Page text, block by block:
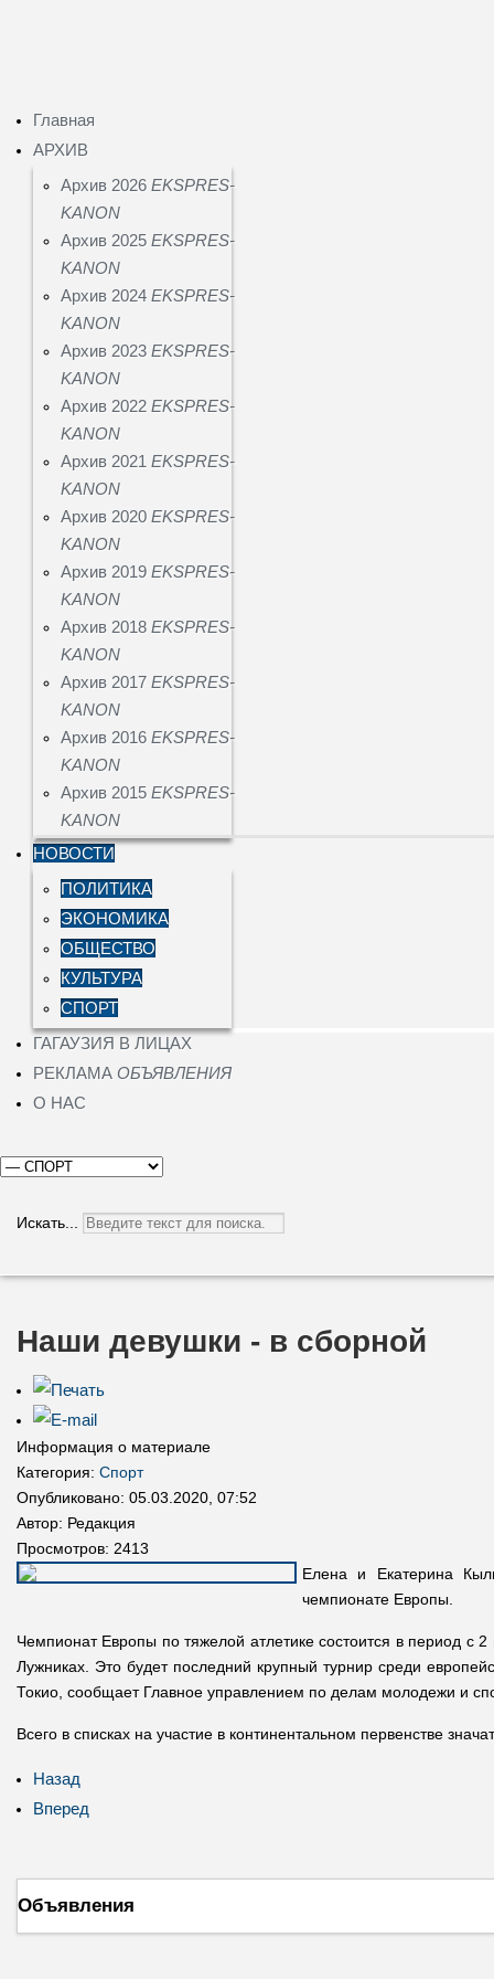
Главная
АРХИВ
Архив 2026 EKSPRES-
KANON
Архив 2025 EKSPRES-
KANON
Архив 2024 EKSPRES-
KANON
Архив 2023 EKSPRES-
KANON
Архив 2022 EKSPRES-
KANON
Архив 2021 EKSPRES-
KANON
Архив 2020 EKSPRES-
KANON
Архив 2019 EKSPRES-
KANON
Архив 2018 EKSPRES-
KANON
Архив 2017 EKSPRES-
KANON
Архив 2016 EKSPRES-
KANON
Архив 2015 EKSPRES-
KANON
НОВОСТИ
ПОЛИТИКА
ЭКОНОМИКА
ОБЩЕСТВО
КУЛЬТУРА
СПОРТ
ГАГАУЗИЯ В ЛИЦАХ
РЕКЛАМА ОБЪЯВЛЕНИЯ
О НАС
Искать...
Наши девушки - в сборной
Информация о материале
Категория: Спорт
Опубликовано: 05.03.2020, 07:52
Автор: Редакция
Просмотров: 2413
Елена и Екатерина
чемпионате Европы.
Чемпионат Европы по тяжелой атлетике состоится в период
Лужниках. Это будет последний крупный турнир среди
Токио, сообщает Главное управлением по делам молодежи и
Всего в списках на участие в континентальном первенстве
Назад
Вперед
Объявления